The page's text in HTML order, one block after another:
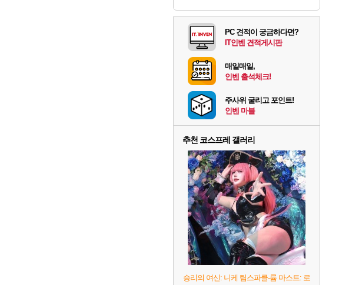
PC 견적이 궁금하다면?
IT인벤 견적게시판
매일매일,
인벤 출석체크!
주사위 굴리고 포인트!
인벤 마블
추천 코스프레 갤러리
승리의 여신: 니케 팀스파클-륨 마스트: 로